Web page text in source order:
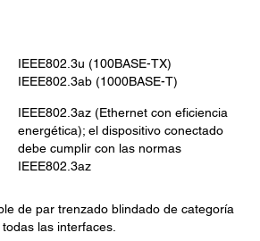
IEEE802.3u (100BASE-TX)
IEEE802.3ab (1000BASE-T)
IEEE802.3az (Ethernet con eficiencia
energética); el dispositivo conectado
debe cumplir con las normas
IEEE802.3az
de par trenzado blindado de categoría
las interfaces.